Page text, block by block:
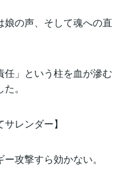
の声、そして魂への直
」という柱を血が滲む
。
レンダー】
攻撃すら効かない。